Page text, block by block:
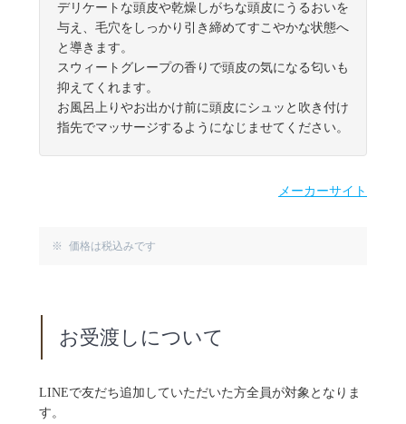
デリケートな頭皮や乾燥しがちな頭皮にうるおいを
与え、毛穴をしっかり引き締めてすこやかな状態へ
と導きます。
スウィートグレープの香りで頭皮の気になる匂いも
抑えてくれます。
お風呂上りやお出かけ前に頭皮にシュッと吹き付け
指先でマッサージするようになじませてください。
メーカーサイト
※ 価格は税込みです
お受渡しについて
LINEで友だち追加していただいた方全員が対象となりま
す。